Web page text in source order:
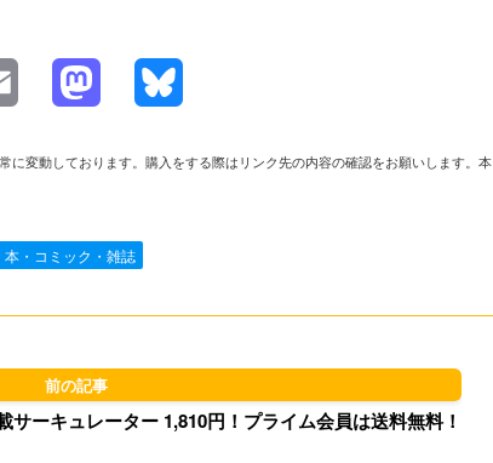
l o
o
n
y
変動しております。購入をする際はリンク先の内容の確認をお願いします。本
本・コミック・雑誌
サーキュレーター 1,810円！プライム会員は送料無料！